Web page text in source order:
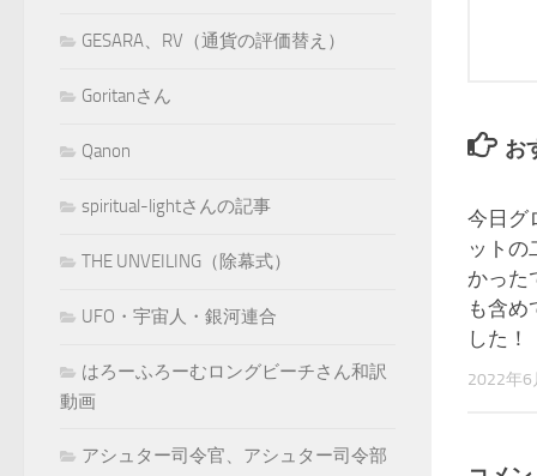
お
今日グ
ットの
かった
も含め
した！
2022年6
GESARA、RV（通貨の評価替え）
Goritanさん
Qanon
spiritual-lightさんの記事
THE UNVEILING（除幕式）
UFO・宇宙人・銀河連合
はろーふろーむロングビーチさん和訳
動画
アシュター司令官、アシュター司令部